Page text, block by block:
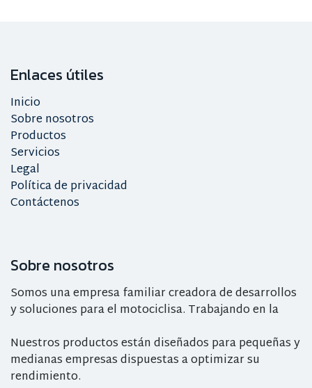
Enlaces útiles
Inicio
Sobre nosotros
Productos
Servicios
Legal
Política de privacidad
Contáctenos
Sobre nosotros
Somos una empresa familiar creadora de desarrollos
y soluciones para el motociclisa. Trabajando en la
Nuestros productos están diseñados para pequeñas y
medianas empresas dispuestas a optimizar su
rendimiento.